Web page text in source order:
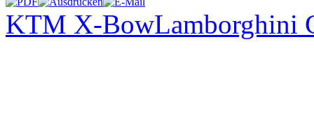
KTM X-BowLamborghini